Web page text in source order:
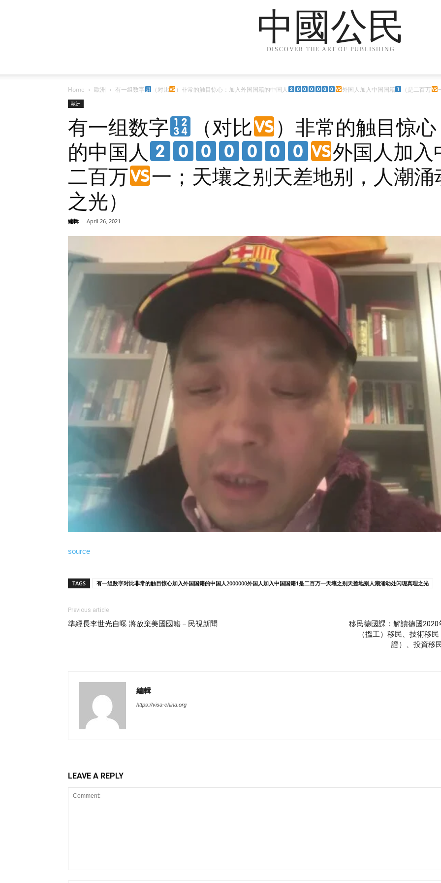
中國公民
DISCOVER THE ART OF PUBLISHING
Home 歐洲 有一组数字 （对比 ）非常的触目惊心：加入外国国籍的中国人 外国人加入中国国籍 （是二百万
歐洲
有一组数字 （对比
）非常的触目惊
的中国人
外国人加入
二百万
一；天壤之别天差地别，人潮
之光）
編輯 - April 26, 2021
source
TAGS 有一组数字对比非常的触目惊心加入外国国籍的中国人2000000外国人加入中国国籍1是二百万一天壤之别天差地别人潮涌动处闪现真理之光
Previous article
準經長李世光自曝 將放棄美國國籍－民視新聞
移民德國課：解讀德國
（搵工）移民、技術移
證）、投資移
編輯
https://visa-china.org
LEAVE A REPLY